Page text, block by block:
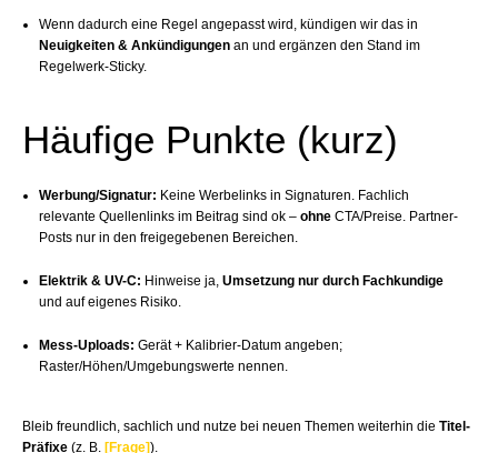
Wenn dadurch eine Regel angepasst wird, kündigen wir das in
Neuigkeiten & Ankündigungen an und ergänzen den Stand im
Regelwerk-Sticky.
Häufige Punkte (kurz)
Werbung/Signatur: Keine Werbelinks in Signaturen. Fachlich
relevante Quellenlinks im Beitrag sind ok – ohne CTA/Preise. Partner-
Posts nur in den freigegebenen Bereichen.
Elektrik & UV-C: Hinweise ja, Umsetzung nur durch Fachkundige
und auf eigenes Risiko.
Mess-Uploads: Gerät + Kalibrier-Datum angeben;
Raster/Höhen/Umgebungswerte nennen.
Bleib freundlich, sachlich und nutze bei neuen Themen weiterhin die Titel-
Präfixe (z. B. [Frage]).